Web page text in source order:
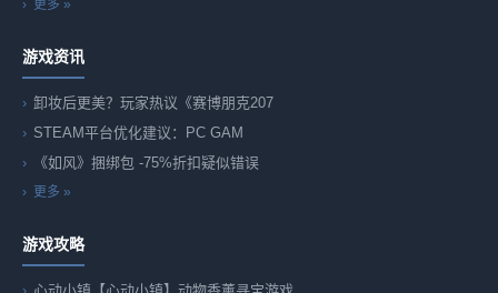
更多 »
游戏资讯
卸妆后更美？玩家热议《赛博朋克207
STEAM平台优化建议：PC GAM
《如风》捆绑包 -75%折扣疑似错误
更多 »
游戏攻略